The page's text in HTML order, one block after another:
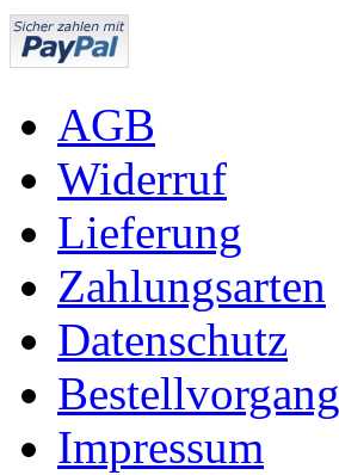
AGB
Widerruf
Lieferung
Zahlungsarten
Datenschutz
Bestellvorgang
Impressum